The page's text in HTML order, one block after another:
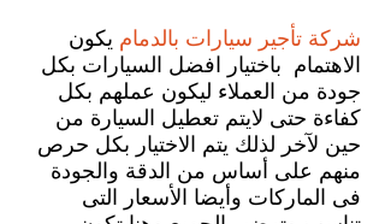
شركة تأجير سيارات بالدمام يكون
الاهتمام باختيار افضل السيارات بكل
جودة من العملاء ليكون عملهم بكل
كفاءة حتى لايتم تعطيل السيارة من
حين لآخر لذلك يتم الاختيار بكل حرص
منهم على أساس من الدقة والجودة
فى الماركات وأيضا الأسعار التى